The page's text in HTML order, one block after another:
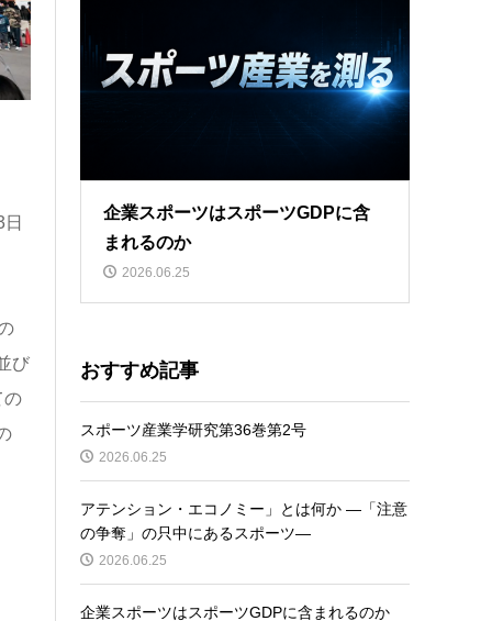
び
の
企業スポーツはスポーツGDPに含
まれるのか
2026.06.25
おすすめ記事
スポーツ産業学研究第36巻第2号
2026.06.25
アテンション・エコノミー」とは何か ―「注意
の争奪」の只中にあるスポーツ―
2026.06.25
企業スポーツはスポーツGDPに含まれるのか